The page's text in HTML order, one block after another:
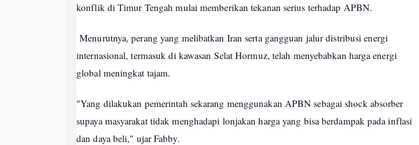
konflik di Timur Tengah mulai memberikan tekanan serius terhadap APBN.
Menurutnya, perang yang melibatkan Iran serta gangguan jalur distribusi energi
internasional, termasuk di kawasan Selat Hormuz, telah menyebabkan harga energi
global meningkat tajam.
"Yang dilakukan pemerintah sekarang menggunakan APBN sebagai shock absorber
supaya masyarakat tidak menghadapi lonjakan harga yang bisa berdampak pada inflasi
dan daya beli," ujar Fabby.